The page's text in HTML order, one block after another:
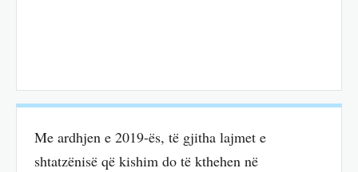
Me ardhjen e 2019-ës, të gjitha lajmet e
shtatzënisë që kishim do të kthehen në